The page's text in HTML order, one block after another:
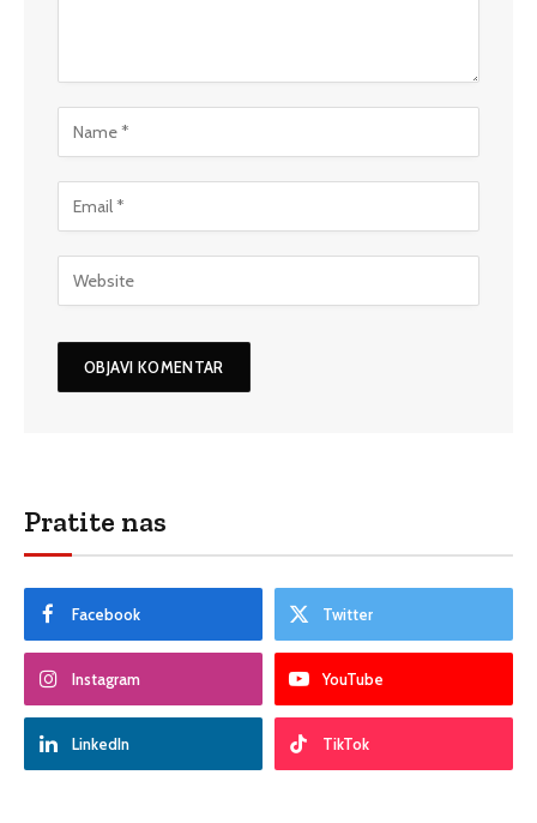
Pratite nas
Facebook Twitter
Instagram YouTube
LinkedIn TikTok